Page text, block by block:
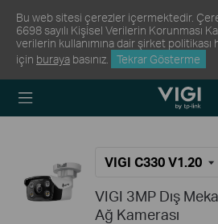
Bu web sitesi çerezler içermektedir.
6698 sayılı Kişisel Verilerin Korunması
verilerin kullanımına dair şirket politikası
için buraya basınız. Tekrar Gösterme
TP-Link, Reliably
VIGI C330 V1.20
VIGI 3MP Dış
Ağ Kamerası